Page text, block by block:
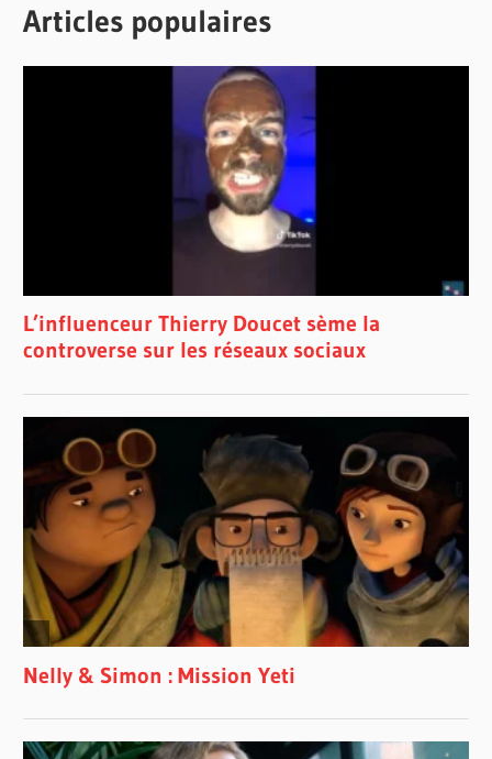
Articles populaires